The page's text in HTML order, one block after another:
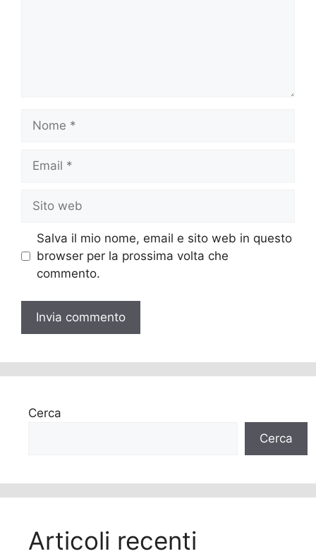
Nome
Email
Sito
web
Salva il mio nome, email e sito web in questo
browser per la prossima volta che
commento.
Cerca
Cerca
Articoli recenti